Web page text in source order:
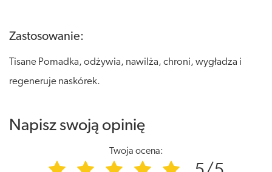
Zastosowanie:
Tisane Pomadka, odżywia, nawilża, chroni, wygładza i
regeneruje naskórek.
Napisz swoją opinię
Twoja ocena: